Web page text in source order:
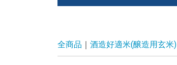
全商品 酒造好適米(醸造用玄米)